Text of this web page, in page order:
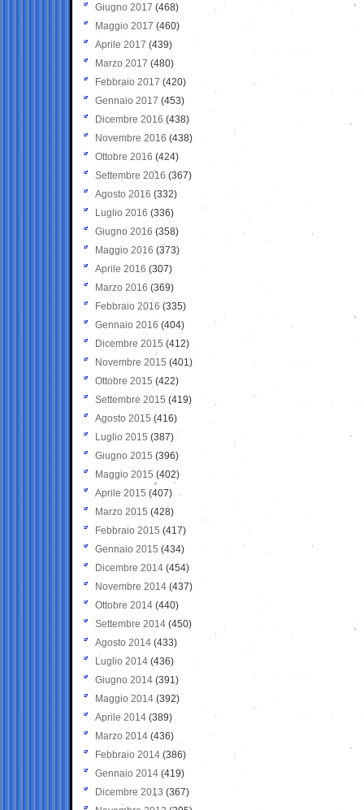
Giugno 2017 (468)
Maggio 2017 (460)
Aprile 2017 (439)
Marzo 2017 (480)
Febbraio 2017 (420)
Gennaio 2017 (453)
Dicembre 2016 (438)
Novembre 2016 (438)
Ottobre 2016 (424)
Settembre 2016 (367)
Agosto 2016 (332)
Luglio 2016 (336)
Giugno 2016 (358)
Maggio 2016 (373)
Aprile 2016 (307)
Marzo 2016 (369)
Febbraio 2016 (335)
Gennaio 2016 (404)
Dicembre 2015 (412)
Novembre 2015 (401)
Ottobre 2015 (422)
Settembre 2015 (419)
Agosto 2015 (416)
Luglio 2015 (387)
Giugno 2015 (396)
Maggio 2015 (402)
Aprile 2015 (407)
Marzo 2015 (428)
Febbraio 2015 (417)
Gennaio 2015 (434)
Dicembre 2014 (454)
Novembre 2014 (437)
Ottobre 2014 (440)
Settembre 2014 (450)
Agosto 2014 (433)
Luglio 2014 (436)
Giugno 2014 (391)
Maggio 2014 (392)
Aprile 2014 (389)
Marzo 2014 (436)
Febbraio 2014 (386)
Gennaio 2014 (419)
Dicembre 2013 (367)